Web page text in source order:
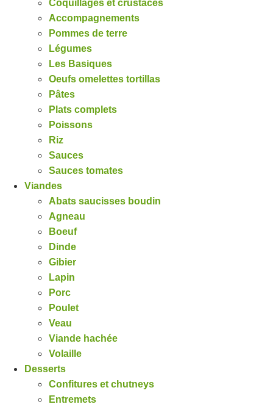
Coquillages et crustacés
Accompagnements
Pommes de terre
Légumes
Les Basiques
Oeufs omelettes tortillas
Pâtes
Plats complets
Poissons
Riz
Sauces
Sauces tomates
Viandes
Abats saucisses boudin
Agneau
Boeuf
Dinde
Gibier
Lapin
Porc
Poulet
Veau
Viande hachée
Volaille
Desserts
Confitures et chutneys
Entremets